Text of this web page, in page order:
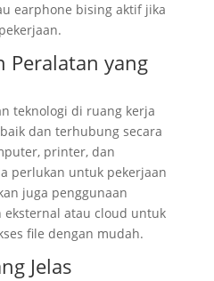
earphone bising aktif jika
Peralatan yang
teknologi di ruang kerja
dan terhubung secara
printer, dan
perlukan untuk pekerjaan
juga penggunaan
atau cloud untuk
file dengan mudah.
Jelas